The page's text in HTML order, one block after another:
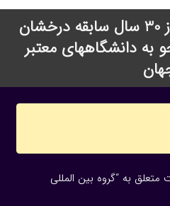
CIS Group با بیش از 30 سال سابقه درخشان
به دانشگاههای معتبر
به “گروه بین المللی